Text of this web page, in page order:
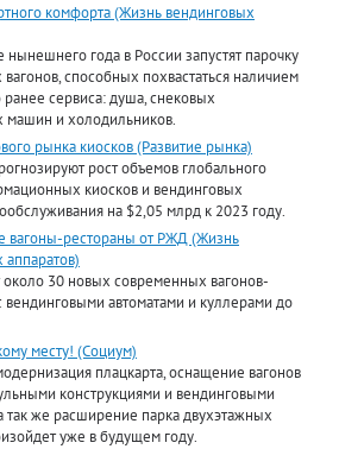
комфорта (Жизнь вендинговых
года в России запустят парочку
способных похвастаться наличием
ранее сервиса: душа, снековых
машин и холодильников.
рынка киосков (Развитие рынка)
рост объемов глобального
киосков и вендинговых
на $2,05 млрд к 2023 году.
вагоны-рестораны от РЖД (Жизнь
30 новых современных вагонов-
вендинговыми автоматами и куллерами до
месту! (Социум)
плацкарта, оснащение вагонов
конструкциями и вендинговыми
так же расширение парка двухэтажных
уже в будущем году.